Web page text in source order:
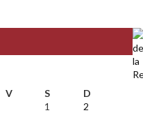
V S
D
1
2